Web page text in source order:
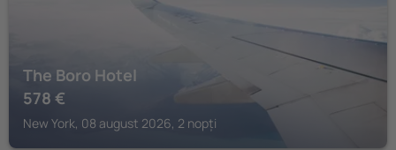
The Boro Hotel
578 €
New York, 08 august 2026, 2 nopți